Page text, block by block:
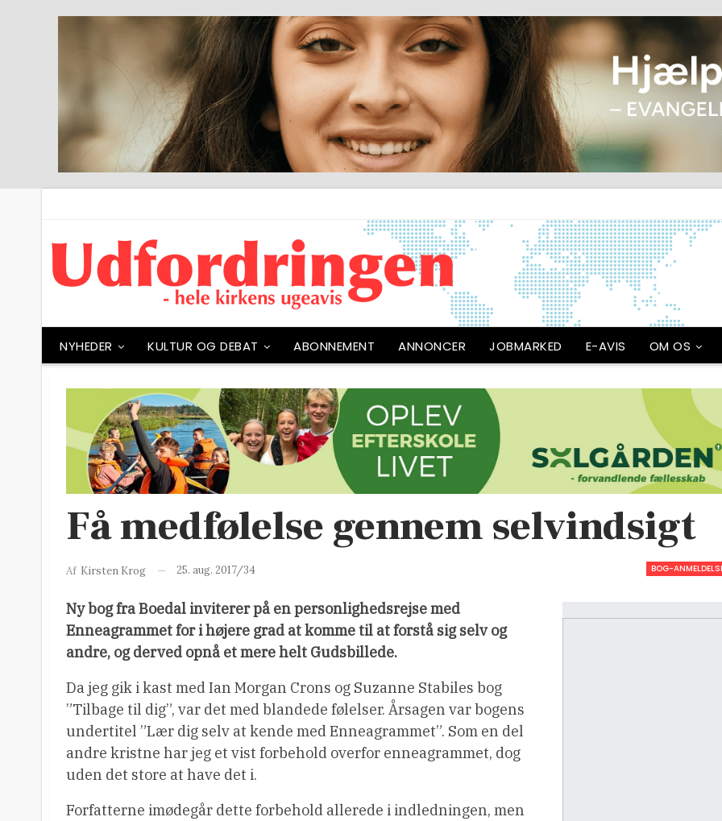
NYHEDER KULTUR OG DEBAT ABONNEMENT ANNONCER JOBMARKED E-AVIS OM OS
Få medfølelse gennem selvindsigt
BOG-
Af Kirsten Krog 25. aug. 2017/34
Ny bog fra Boedal inviterer på en personlighedsrejse med
Enneagrammet for i højere grad at komme til at forstå sig selv og
andre, og derved opnå et mere helt Gudsbillede.
Da jeg gik i kast med Ian Morgan Crons og Suzanne Stabiles bog
”Tilbage til dig”, var det med blandede følelser. Årsagen var bogens
undertitel ”Lær dig selv at kende med Enneagrammet”. Som en del
andre kristne har jeg et vist forbehold overfor enneagrammet, dog
uden det store at have det i.
Forfatterne imødegår dette forbehold allerede i indledningen, men